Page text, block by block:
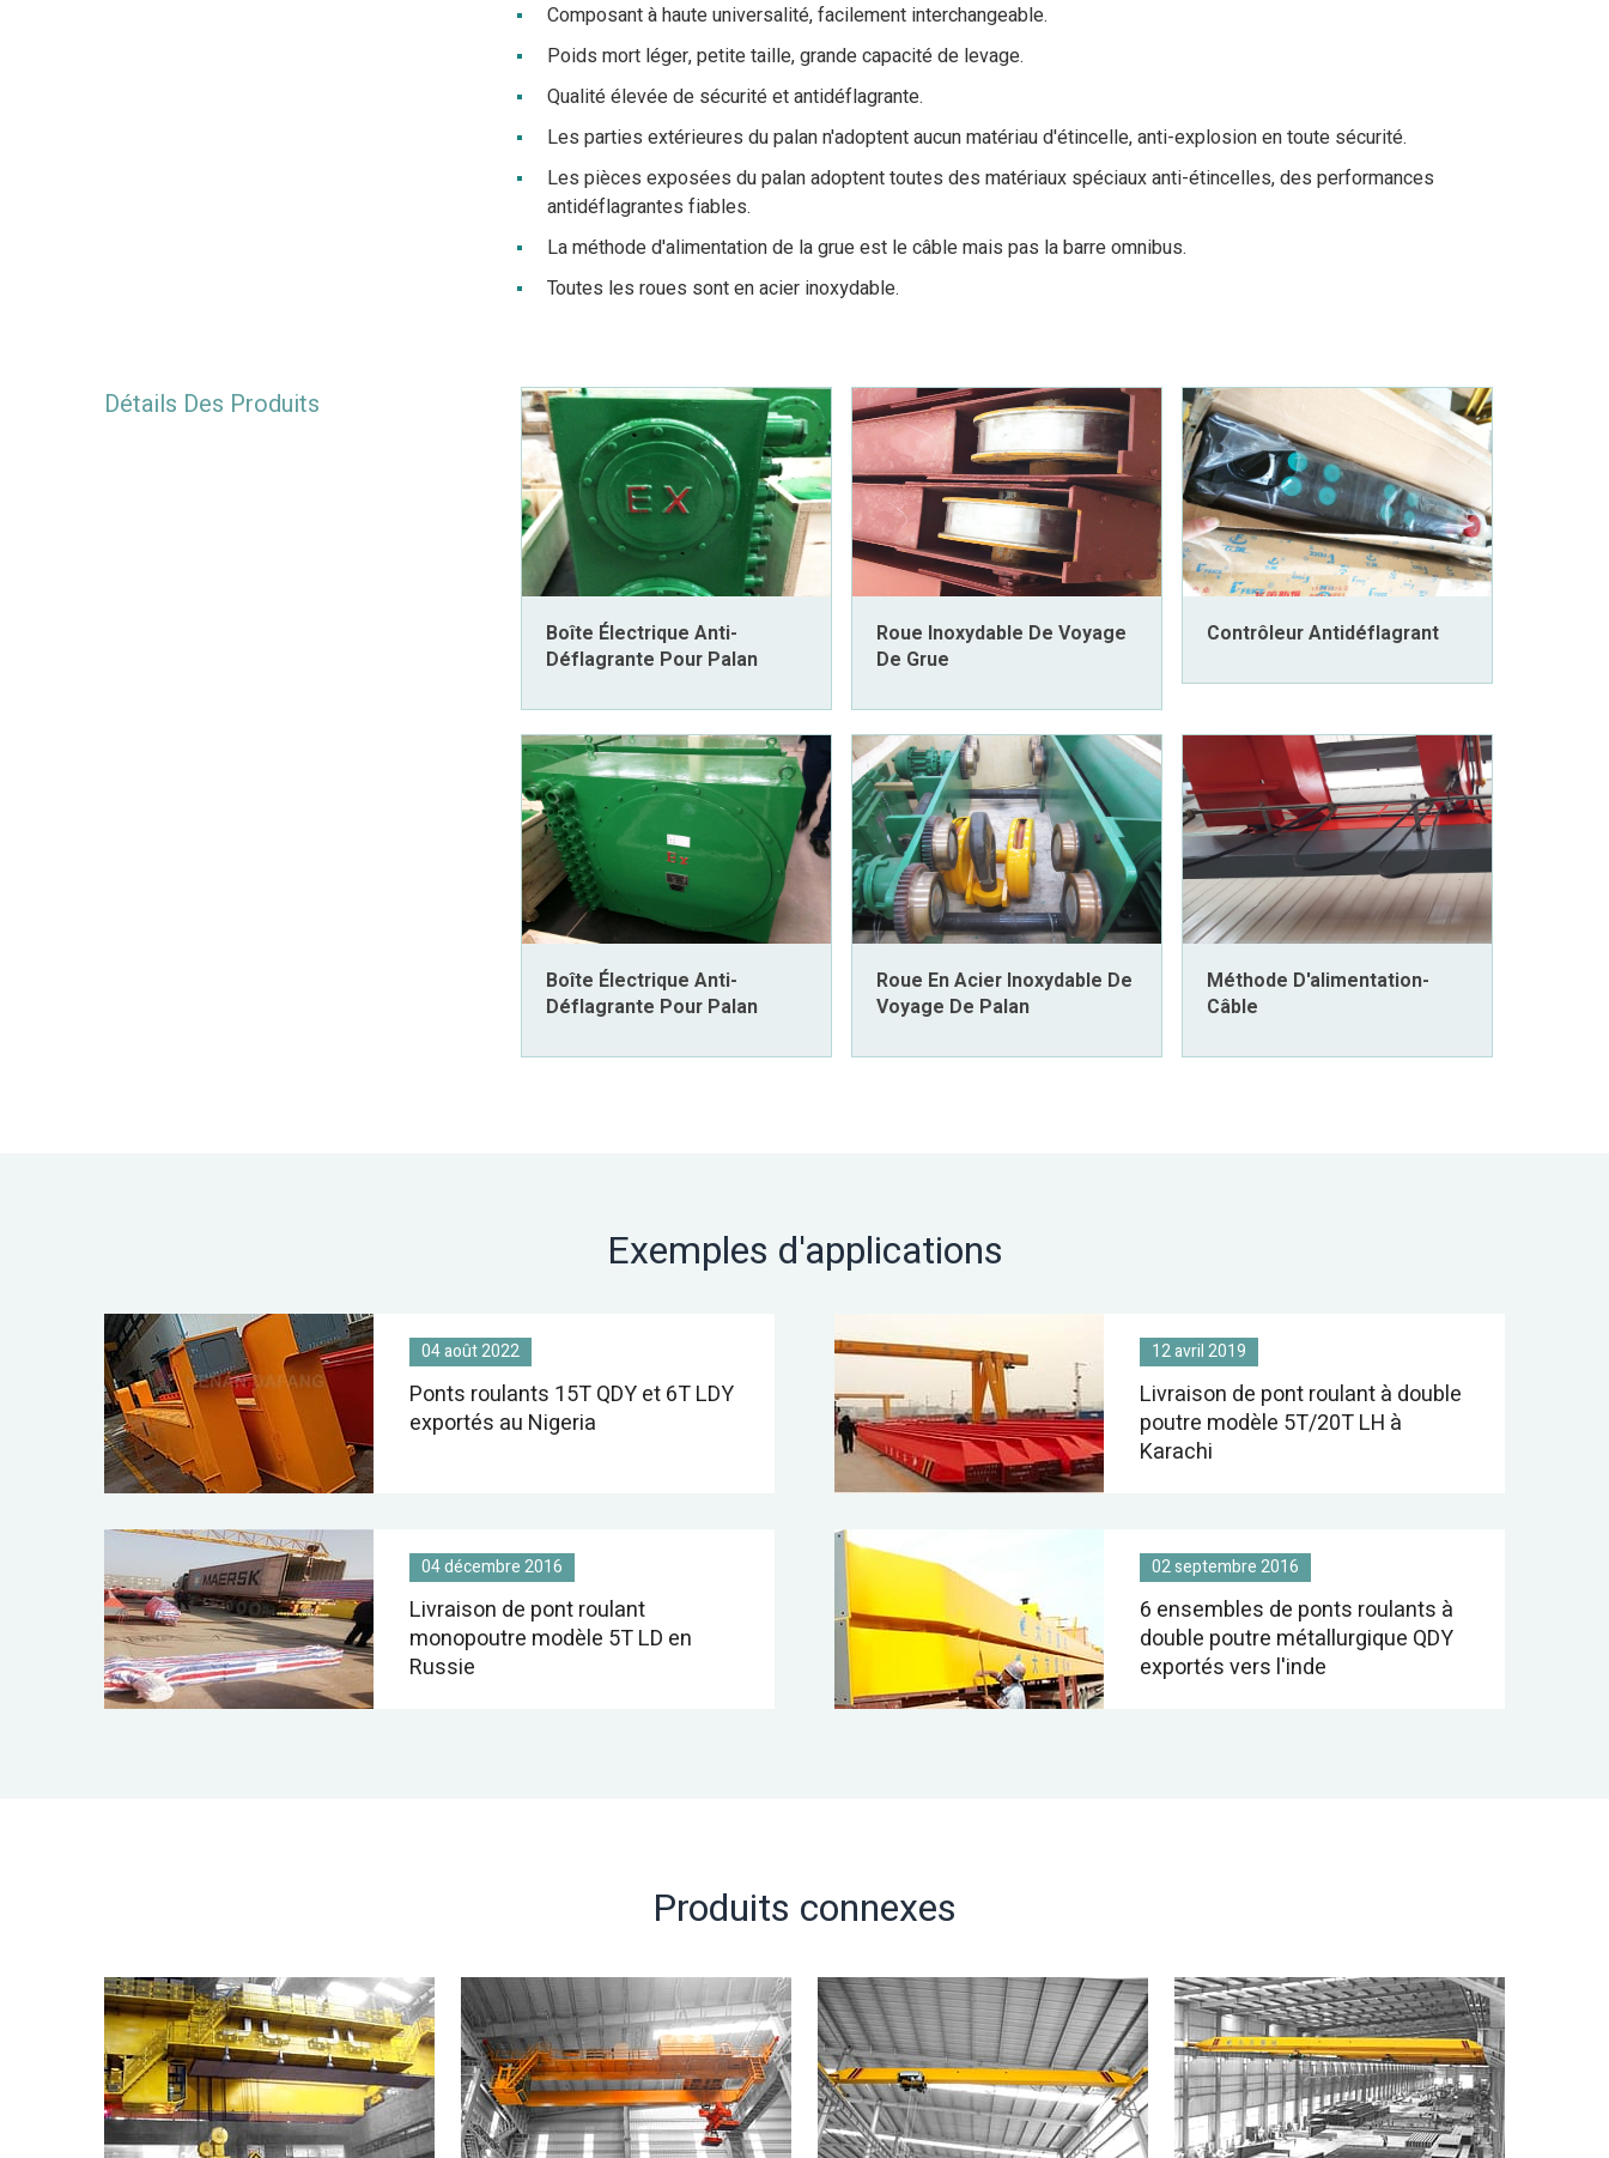
Composant à haute universalité, facilement interchangeable.
Poids mort léger, petite taille, grande capacité de levage.
Qualité élevée de sécurité et antidéflagrante.
Les parties extérieures du palan n'adoptent aucun matériau d'étincelle, anti-explosion en toute sécurité.
Les pièces exposées du palan adoptent toutes des matériaux spéciaux anti-étincelles, des performances
antidéflagrantes fiables.
La méthode d'alimentation de la grue est le câble mais pas la barre omnibus.
Toutes les roues sont en acier inoxydable.
Détails Des Produits
Boîte Électrique Anti-
Déflagrante Pour Palan
Roue Inoxydable De Voyage
De Grue
Contrôleur Antidéflagrant
Boîte Électrique Anti-
Déflagrante Pour Palan
Roue En Acier Inoxydable De
Voyage De Palan
Méthode D'alimentation-
Câble
Exemples d'applications
04 août 2022
Ponts roulants 15T QDY et 6T LDY
exportés au Nigeria
12 avril 2019
Livraison de pont roulant à double
poutre modèle 5T/20T LH à
Karachi
04 décembre 2016
Livraison de pont roulant
monopoutre modèle 5T LD en
Russie
02 septembre 2016
6 ensembles de ponts roulants à
double poutre métallurgique QDY
exportés vers l'inde
Produits connexes